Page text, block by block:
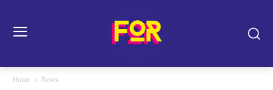
Home News